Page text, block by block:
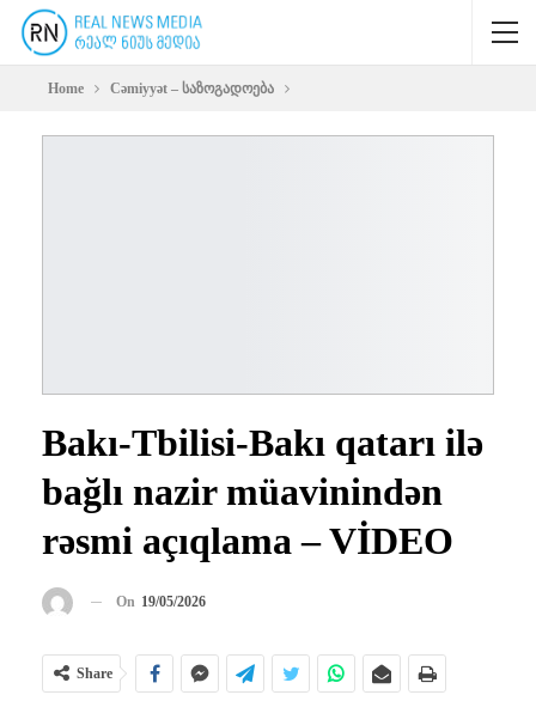
Home Cəmiyyət – საზოგადოება
Bakı-Tbilisi-Bakı qatarı ilə
bağlı nazir müavinindən
rəsmi açıqlama – VİDEO
On 19/05/2026
Share